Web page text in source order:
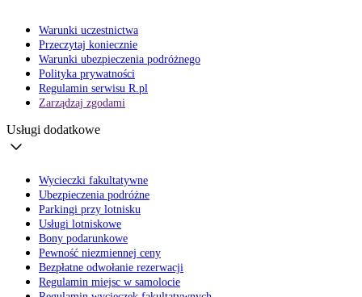
Warunki uczestnictwa
Przeczytaj koniecznie
Warunki ubezpieczenia podróżnego
Polityka prywatności
Regulamin serwisu R.pl
Zarządzaj zgodami
Usługi dodatkowe
Wycieczki fakultatywne
Ubezpieczenia podróżne
Parkingi przy lotnisku
Usługi lotniskowe
Bony podarunkowe
Pewność niezmiennej ceny
Bezpłatne odwołanie rezerwacji
Regulamin miejsc w samolocie